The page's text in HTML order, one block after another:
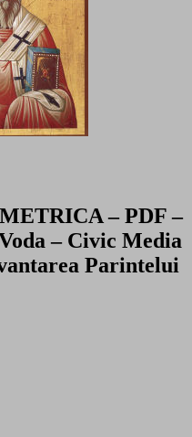
– PDF –
– Civic Media
Parintelui